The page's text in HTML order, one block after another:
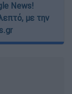
News!
με την